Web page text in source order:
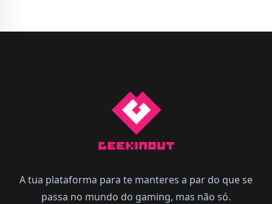
A tua plataforma para te manteres a par do que se
passa no mundo do gaming, mas não só.